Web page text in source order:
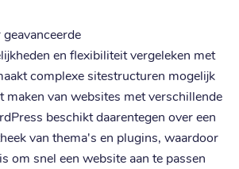
en flexibiliteit vergeleken met
complexe sitestructuren mogelijk
maken van websites met verschillende
beschikt daarentegen over een
van thema's en plugins, waardoor
om snel een website aan te passen